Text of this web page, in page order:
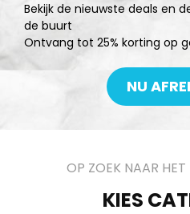
Bekijk de nieuwste deals en
de buurt
Ontvang tot 25% korting op
NU
OP ZOEK NAAR
KIES